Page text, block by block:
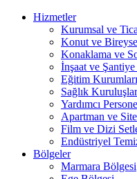
Hizmetler
Kurumsal ve
Konut ve
Konaklama ve
İnşaat ve
Eğitim
Sağlık
Yardımcı
Apartman ve
Film ve Dizi
Endüstriyel
Bölgeler
Marmara Bölgesi